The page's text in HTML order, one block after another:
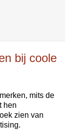
bij coole
mits de
hen
zien van